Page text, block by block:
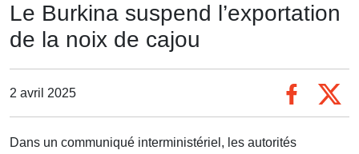
Le Burkina suspend l’exportation
de la noix de cajou
2 avril 2025
Dans un communiqué interministériel, les autorités